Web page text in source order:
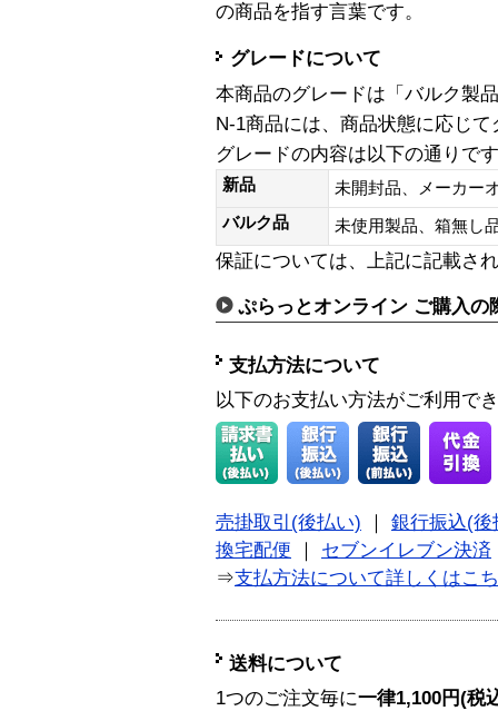
の商品を指す言葉です。
グレードについて
本商品のグレードは「バルク製
N-1商品には、商品状態に応じ
グレードの内容は以下の通りで
新品
未開封品、メーカー
バルク品
未使用製品、箱無
保証については、上記に記載さ
ぷらっとオンライン ご購入の
支払方法について
以下のお支払い方法がご利用で
売掛取引(後払い)
銀行振込(後
換宅配便
セブンイレブン決済
⇒支払方法について詳しくはこ
送料について
1つのご注文毎に一律1,100円(税